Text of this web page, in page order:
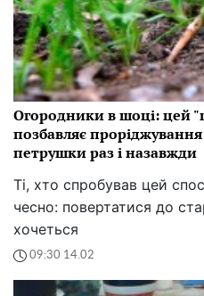
Огородники в шоці: цей
позбавляє
петрушки раз і назавжди
Ті, хто спробував цей
чесно: повертатися до
хочеться
09:30 14.02